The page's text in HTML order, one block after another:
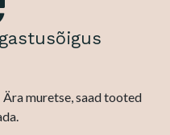
muretse, saad tooted